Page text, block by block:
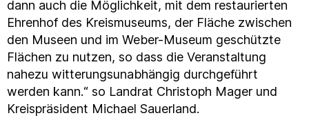
dann auch die Möglichkeit, mit dem restaurierten
Ehrenhof des Kreismuseums, der Fläche zwischen
den Museen und im Weber-Museum geschützte
Flächen zu nutzen, so dass die Veranstaltung
nahezu witterungsunabhängig durchgeführt
werden kann.“ so Landrat Christoph Mager und
Kreispräsident Michael Sauerland.